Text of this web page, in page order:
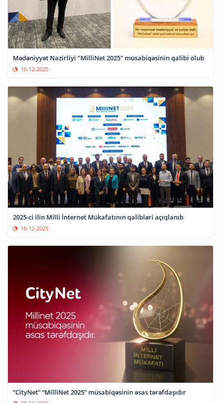
Mədəniyyət Nazirliyi "MilliNet 2025" müsabiqəsinin qalibi olub
16-12-2025
2025-ci ilin Milli İnternet Mükafatının qalibləri açıqlanıb
16-12-2025
“CityNet” “MilliNet 2025” müsabiqəsinin əsas tərəfdaşıdır